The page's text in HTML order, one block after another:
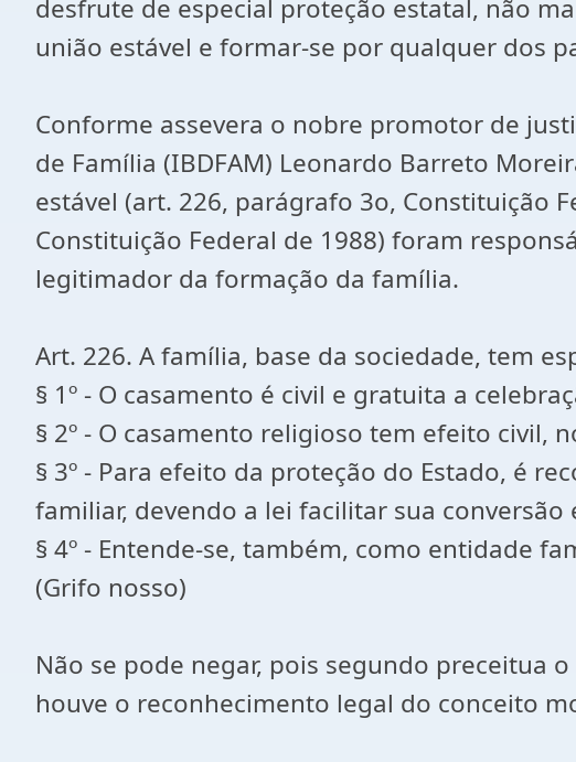
desfrute de especial proteção estatal, não
união estável e formar-se por qualquer dos
Conforme assevera o nobre promotor de
de Família (IBDFAM) Leonardo Barreto
estável (art. 226, parágrafo 3o, Constituição
Constituição Federal de 1988) foram
legitimador da formação da família.
Art. 226. A família, base da sociedade, tem
§ 1º - O casamento é civil e gratuita a
§ 2º - O casamento religioso tem efeito civil,
§ 3º - Para efeito da proteção do Estado, é
familiar, devendo a lei facilitar sua conversão
§ 4º - Entende-se, também, como entidade
(Grifo nosso)
Não se pode negar, pois segundo preceitua
houve o reconhecimento legal do conceito